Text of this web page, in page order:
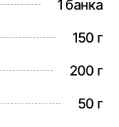
1 банка
150 г
200 г
50 г